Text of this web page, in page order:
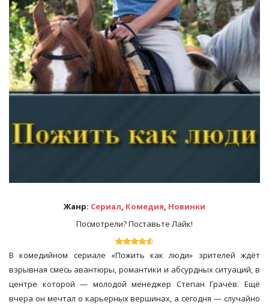
Жанр: Сериал, Комедия, Новинки
Посмотрели? Поставьте Лайк!
В комедийном сериале «Пожить как люди» зрителей ждёт
взрывная смесь авантюры, романтики и абсурдных ситуаций, в
центре которой — молодой менеджер Степан Грачёв. Ещё
вчера он мечтал о карьерных вершинах, а сегодня — случайно